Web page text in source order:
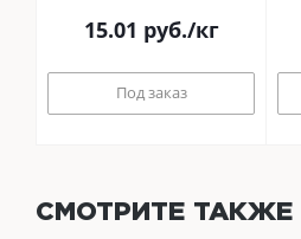
15.01 руб./кг
Под заказ
СМОТРИТЕ ТАКЖЕ